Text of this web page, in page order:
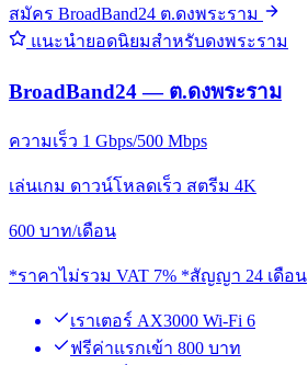
สมัคร BroadBand24 ต.ดงพระราม
แนะนำยอดนิยมสำหรับดงพระราม
BroadBand24 — ต.ดงพระราม
ความเร็ว 1 Gbps/500 Mbps
เล่นเกม ดาวน์โหลดเร็ว สตรีม 4K
600 บาท/เดือน
*ราคาไม่รวม VAT 7% *สัญญา 24 เดือน
เราเตอร์ AX3000 Wi-Fi 6
ฟรีค่าแรกเข้า 800 บาท